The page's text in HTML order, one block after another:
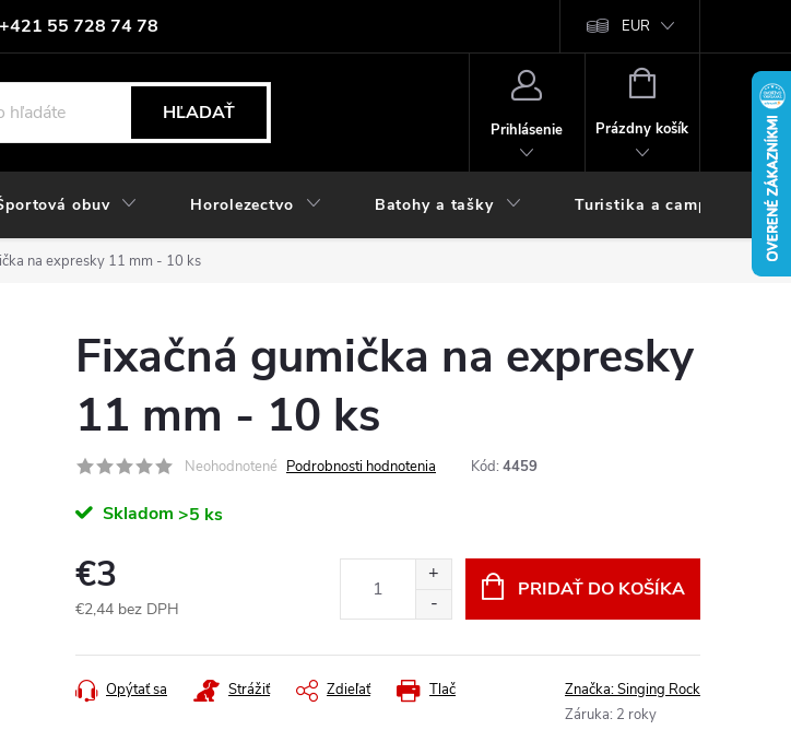
+421 55 728 74 78
Hodnotenie obchodu EUR
HĽADAŤ
Prihlásenie
NÁKUPNÝ
Prázdny košík
obuv Horolezectvo Batohy a tašky Turistika a camping
na expresky 11 mm - 10 ks
Fixačná gumička na expresky
11 mm - 10 ks
Neohodnotené Podrobnosti hodnotenia Kód: 4459
Skladom >5 ks
€3
€2,44 bez DPH
cena:
PRIDAŤ DO KOŠÍKA
Tlač
Opýtať sa Strážiť Zdieľať Značka:Singing Rock
Záruka: 2 roky